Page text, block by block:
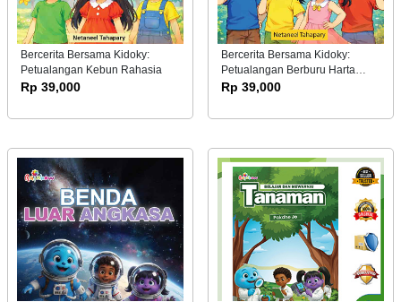
Bercerita Bersama Kidoky:
Petualangan Kebun Rahasia
Rp 39,000
Bercerita Bersama Kidoky:
Petualangan Berburu Harta
Karun
Rp 39,000